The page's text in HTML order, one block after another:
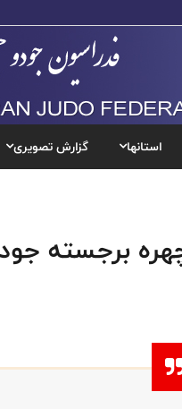
استانها گزارش تصویری